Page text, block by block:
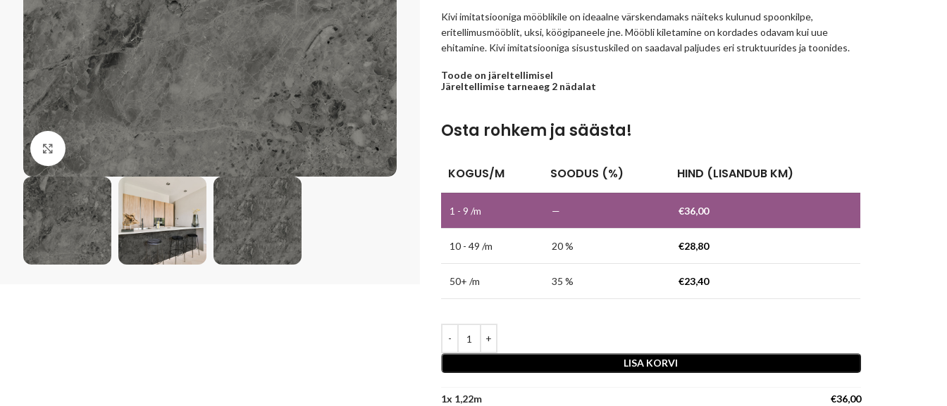
Kliki suurendamiseks
Kivi imitatsiooniga mööblikile on ideaalne värskendamaks näiteks kulunud spoonkilpe,
eritellimusmööblit, uksi, köögipaneele jne. Mööbli kiletamine on kordades odavam kui uue
ehitamine. Kivi imitatsiooniga sisustuskiled on saadaval paljudes eri struktuurides ja toonides.
Toode on järeltellimisel
Järeltellimise tarneaeg 2 nädalat
Osta rohkem ja säästa!
KOGUS/M SOODUS (%) HIND (LISANDUB KM)
1 - 9 /m — €36,00
10 - 49 /m 20 % €28,80
50+ /m 35 % €23,40
LISA KORVI
1x €36,00